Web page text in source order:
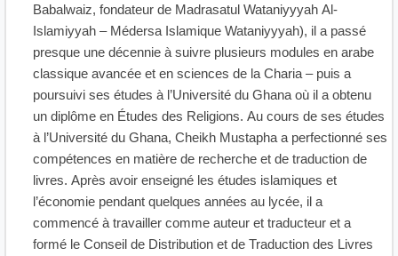
Babalwaiz, fondateur de Madrasatul Wataniyyyah Al-
Islamiyyah – Médersa Islamique Wataniyyyah), il a passé
presque une décennie à suivre plusieurs modules en arabe
classique avancée et en sciences de la Charia – puis a
poursuivi ses études à l’Université du Ghana où il a obtenu
un diplôme en Études des Religions. Au cours de ses études
à l’Université du Ghana, Cheikh Mustapha a perfectionné ses
compétences en matière de recherche et de traduction de
livres. Après avoir enseigné les études islamiques et
l’économie pendant quelques années au lycée, il a
commencé à travailler comme auteur et traducteur et a
formé le Conseil de Distribution et de Traduction des Livres